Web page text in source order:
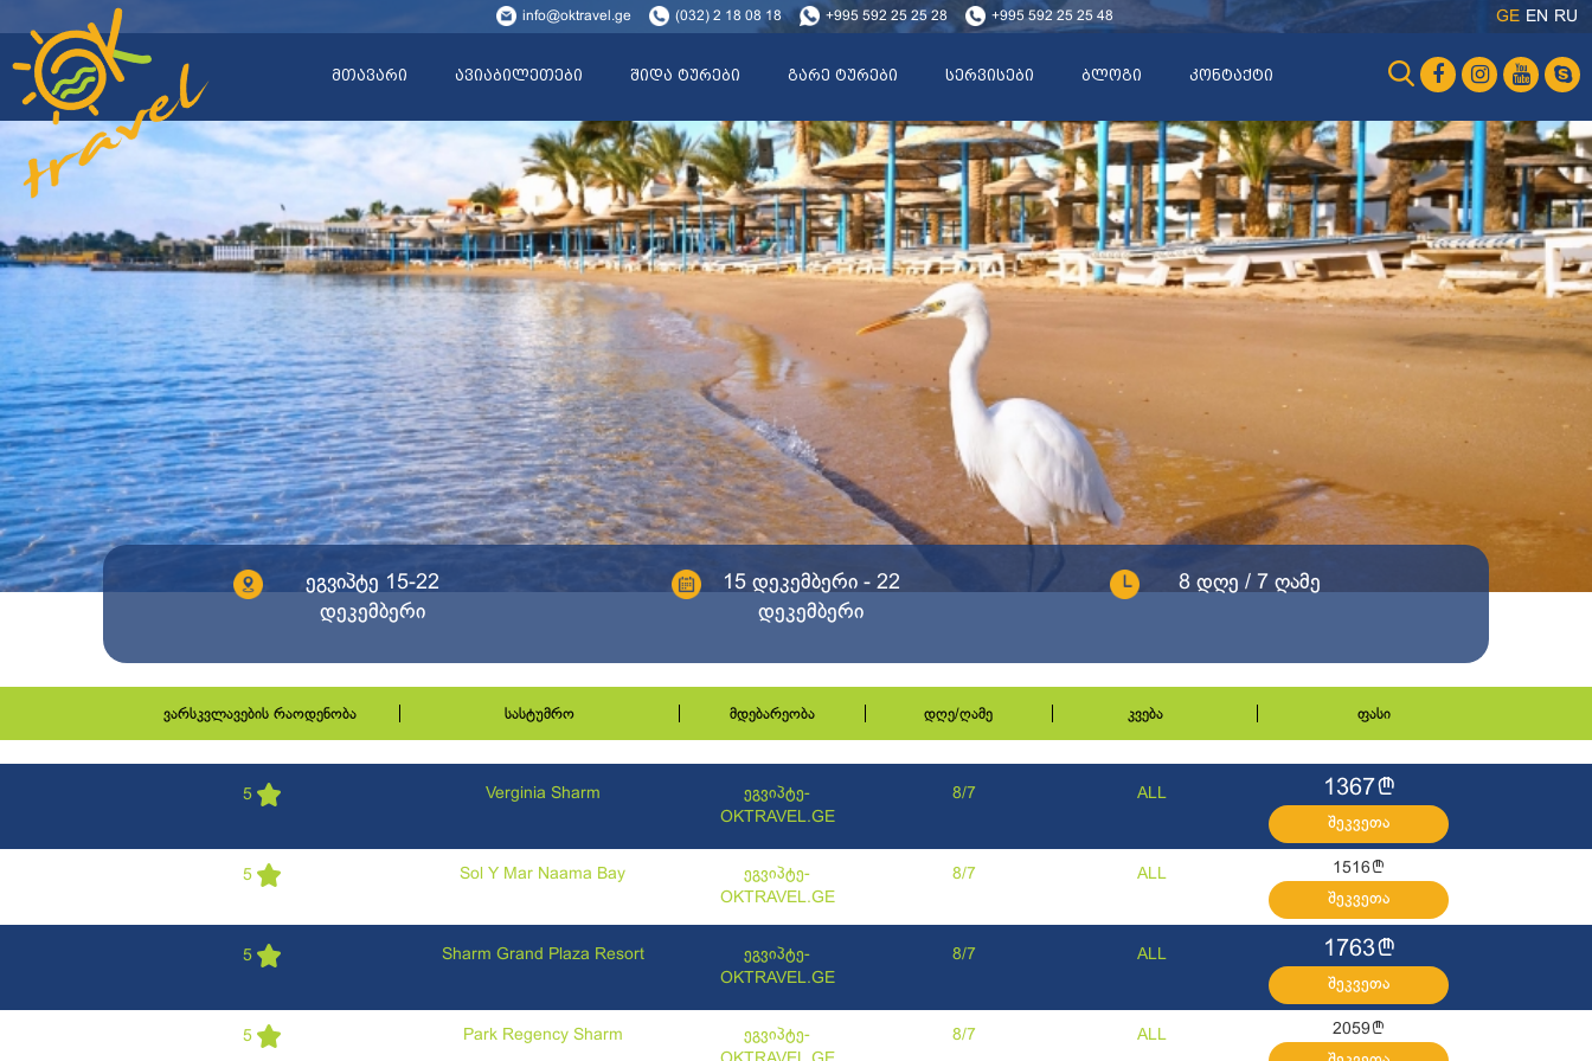
info@oktravel.ge (032) 2 18 08 18 +995 592 25 25 28 +995 592 25 25 48 GE EN RU
მთავარი ავიაბილეთები შიდა ტურები გარე ტურები სერვისები ბლოგი კონტაქტი
ეგვიპტე 15-22
დეკემბერი
15 დეკემბერი - 22
დეკემბერი
8 დღე / 7 ღამე
ვარსკვლავების რაოდენობა სასტუმრო მდებარეობა დღე/ღამე კვება ფასი
5 Verginia Sharm
ეგვიპტე-
OKTRAVEL.GE
8/7 ALL 1367l
შეკვეთა
5 Sol Y Mar Naama Bay
ეგვიპტე-
OKTRAVEL.GE
8/7 ALL 1516 l
შეკვეთა
5 Sharm Grand Plaza Resort
ეგვიპტე-
OKTRAVEL.GE
8/7 ALL 1763l
შეკვეთა
5 Park Regency Sharm
ეგვიპტე-
8/7 ALL 2059l